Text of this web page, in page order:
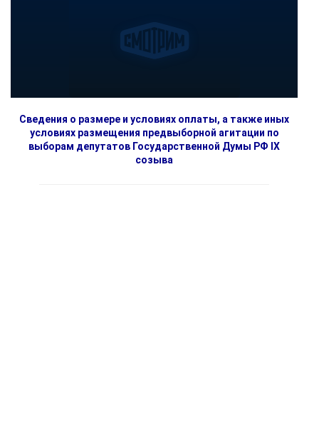
Сведения о размере и условиях оплаты, а также иных
условиях размещения предвыборной агитации по
выборам депутатов Государственной Думы РФ IX
созыва